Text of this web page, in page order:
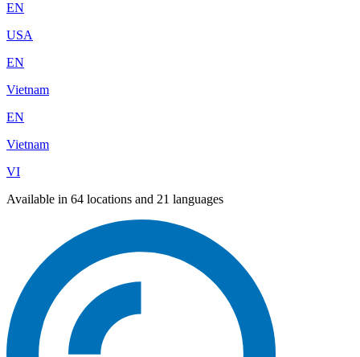
EN
USA
EN
Vietnam
EN
Vietnam
VI
Available in 64 locations and 21 languages